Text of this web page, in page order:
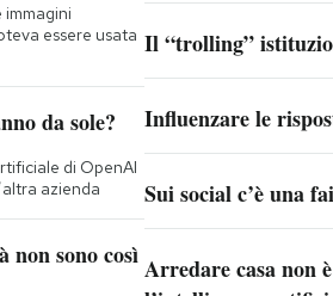
essere usata
da sole?
di OpenAI
azienda
sono così
Il “trolling”
Influenzare le
Sui social c’è una
Arredare casa non